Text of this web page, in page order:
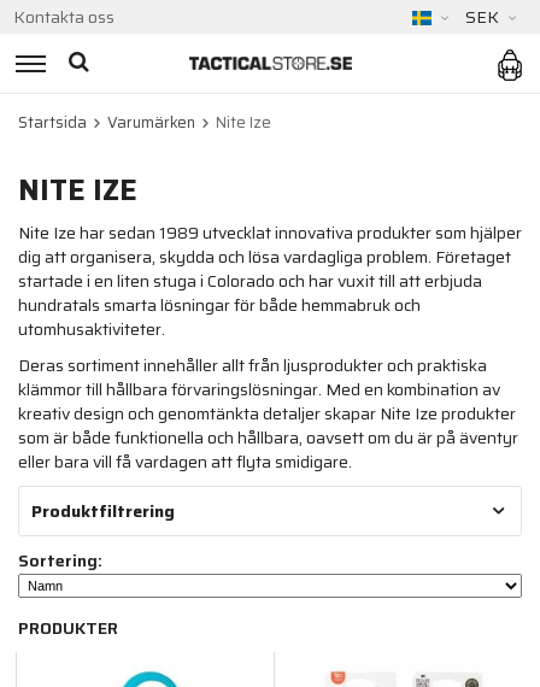
Kontakta oss SEK
Startsida Varumärken Nite Ize
NITE IZE
Nite Ize har sedan 1989 utvecklat innovativa produkter som hjälper
dig att organisera, skydda och lösa vardagliga problem. Företaget
startade i en liten stuga i Colorado och har vuxit till att erbjuda
hundratals smarta lösningar för både hemmabruk och
utomhusaktiviteter.
Deras sortiment innehåller allt från ljusprodukter och praktiska
klämmor till hållbara förvaringslösningar. Med en kombination av
kreativ design och genomtänkta detaljer skapar Nite Ize produkter
som är både funktionella och hållbara, oavsett om du är på äventyr
eller bara vill få vardagen att flyta smidigare.
Produktfiltrering
Sortering:
PRODUKTER